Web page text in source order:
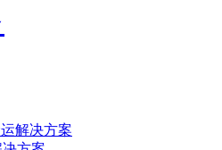
解决方案